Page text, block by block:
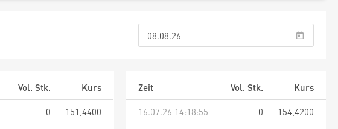
Vol. Stk.
Kurs
0
151,4400
Zeit Vol. Stk.
Kurs
16.07.26 14:18:55
0
154,4200